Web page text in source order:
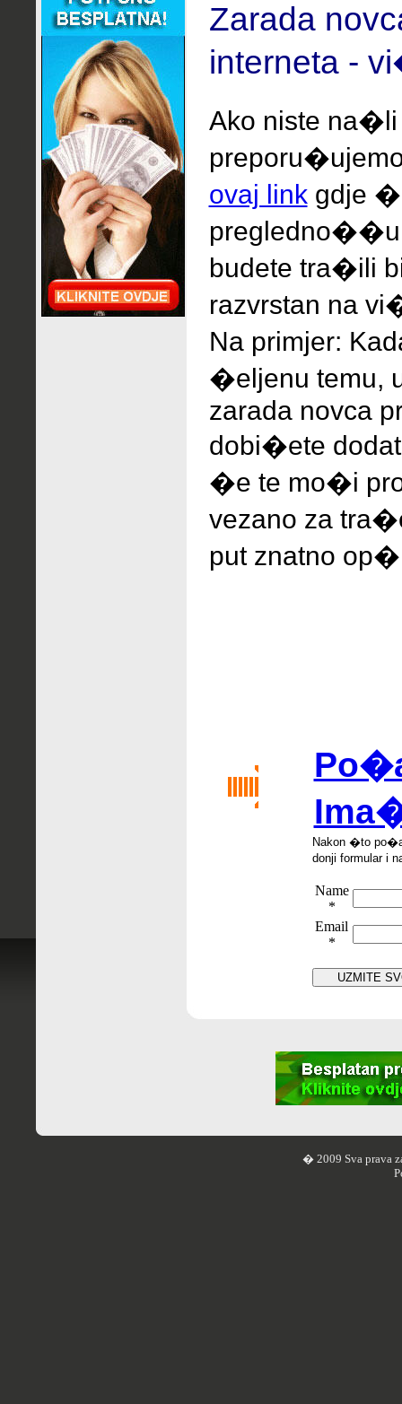
Zarada
interneta -
Ako niste
ovaj linkgdje
budete tra�ili
razvrstan na
Na primjer:
�eljenu temu,
zarada novca
dobi�ete
�e te mo�i
vezano za
put znatno
Nakon �to po�
donji formular i
Name
*
Email
*
� 2009 Sva prava